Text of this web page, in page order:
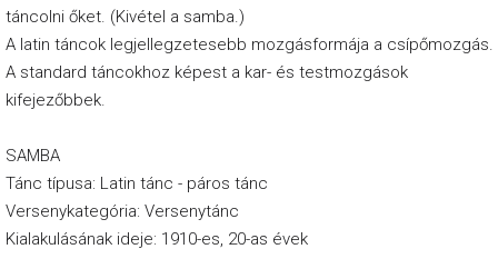
é
s
táncolni őket. (Kivétel a samba.)
A latin táncok legjellegzetesebb mozgásformája a csípőmozgás.
A standard táncokhoz képest a kar- és testmozgások
kifejezőbbek.
SAMBA
Tánc típusa: Latin tánc - páros tánc
Versenykategória: Versenytánc
Kialakulásának ideje: 1910-es, 20-as évek